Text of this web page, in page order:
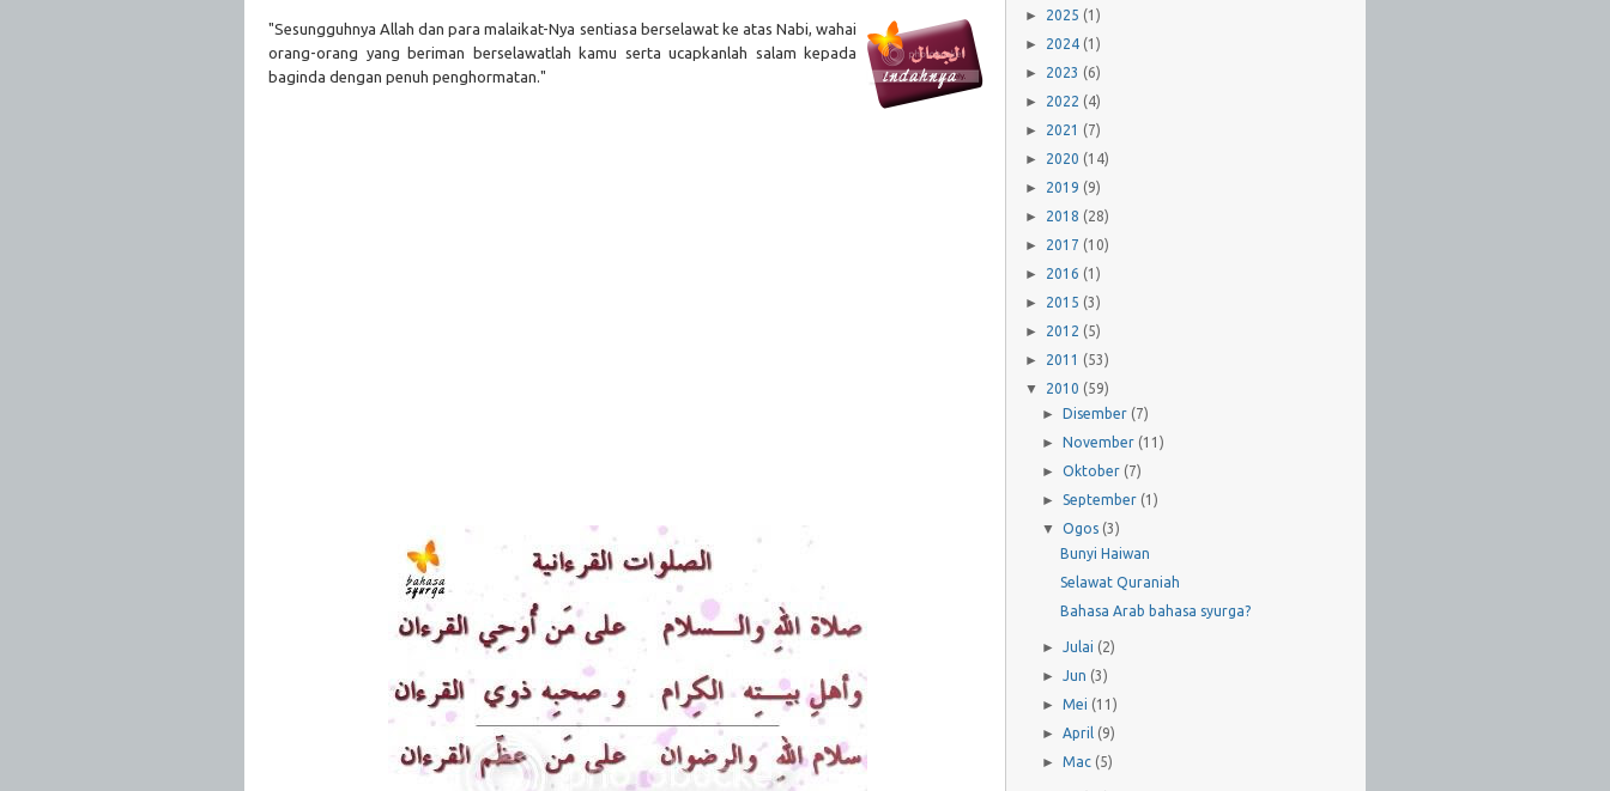
"Sesungguhnya Allah dan para malaikat-Nya sentiasa berselawat ke atas Nabi, wahai
orang-orang yang beriman berselawatlah kamu serta ucapkanlah salam kepada
baginda dengan penuh penghormatan."
► 2025 (1)
► 2024 (1)
► 2023 (6)
► 2022 (4)
► 2021 (7)
► 2020 (14)
► 2019 (9)
► 2018 (28)
► 2017 (10)
► 2016 (1)
► 2015 (3)
► 2012 (5)
► 2011 (53)
▼ 2010 (59)
►Disember (7)
►November (11)
►Oktober (7)
►September (1)
▼Ogos (3)
Bunyi Haiwan
Selawat Quraniah
Bahasa Arab bahasa syurga?
► Julai (2)
► Jun (3)
►Mei (11)
►April (9)
►Mac (5)